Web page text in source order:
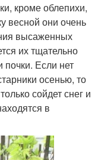
кроме облепихи,
весной они очень
высаженных
их тщательно
Если нет
осенью, то
сойдет снег и
в